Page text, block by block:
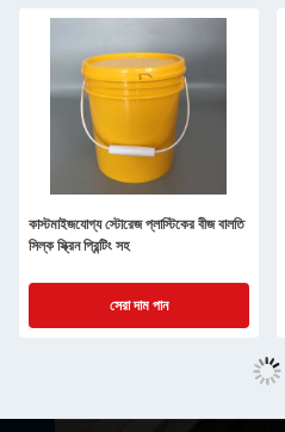
কাস্টমাইজযোগ্য স্টোরেজ প্লাস্টিকের বীজ বালতি
সিল্ক স্ক্রিন প্রিন্টিং সহ
সেরা দাম পান